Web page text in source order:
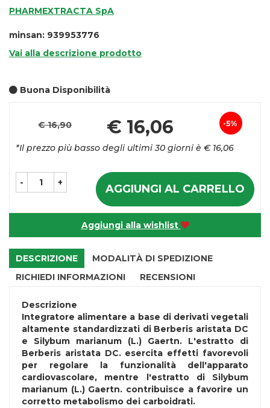
PHARMEXTRACTA SpA
minsan: 939953776
Vai alla descrizione prodotto
Buona Disponibilità
Sconto
5%
€ 16,90 € 16,06
*Il prezzo più basso degli ultimi 30 giorni è € 16,06
- + AGGIUNGI AL CARRELLO
Aggiungi alla wishlist
DESCRIZIONE
MODALITÀ DI SPEDIZIONE
RICHIEDI INFORMAZIONI
RECENSIONI
Descrizione
Integratore alimentare a base di derivati vegetali
altamente standardizzati di Berberis aristata DC
e Silybum marianum (L.) Gaertn. L'estratto di
Berberis aristata DC. esercita effetti favorevoli
per regolare la funzionalità dell'apparato
cardiovascolare, mentre l'estratto di Silybum
marianum (L.) Gaertn. contribuisce a favorire un
corretto metabolismo dei carboidrati.